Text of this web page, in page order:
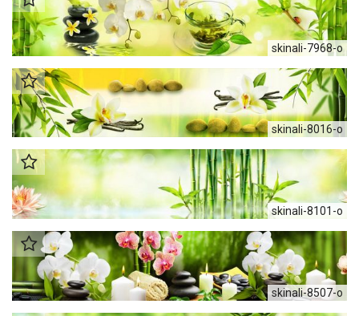
skinali-7968-o
skinali-8016-o
skinali-8101-o
skinali-8507-o